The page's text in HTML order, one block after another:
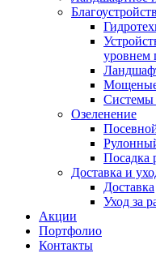
уровнем
Системы
Озеленение
Посадка
Доставка и
Доставка
Уход за
Акции
Портфолио
Контакты